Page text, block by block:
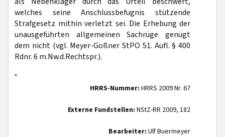
welches seine Anschlussbefugnis stützende
Strafgesetz mithin verletzt sei. Die Erhebung der
unausgeführten allgemeinen Sachrüge genügt
dem nicht (vgl. Meyer-Goßner StPO 51. Aufl. § 400
Rdnr. 6 m.Nw.d.Rechtspr.).
"
HRRS-Nummer: HRRS 2009 Nr. 67
Externe Fundstellen: NStZ-RR 2009, 182
Bearbeiter: Ulf Buermeyer